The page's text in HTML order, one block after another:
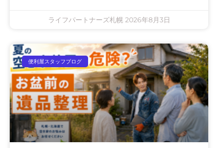
ライフパートナーズ札幌 2026年8月3日
便利屋スタッフブログ